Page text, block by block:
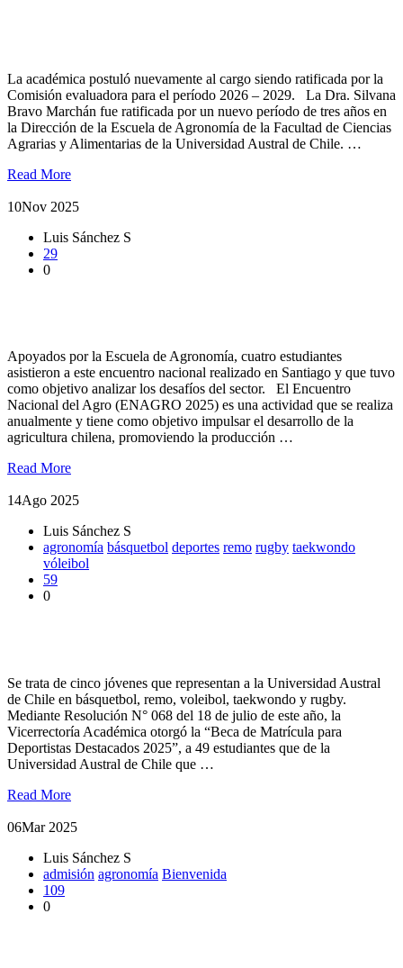
La académica postuló nuevamente al cargo siendo ratificada por la
Comisión evaluadora para el período 2026 – 2029. La Dra. Silvana
Bravo Marchán fue ratificada por un nuevo período de tres años en
la Dirección de la Escuela de Agronomía de la Facultad de Ciencias
Agrarias y Alimentarias de la Universidad Austral de Chile. …
Read More
10Nov 2025
Luis Sánchez S
29
0
Apoyados por la Escuela de Agronomía, cuatro estudiantes
asistieron a este encuentro nacional realizado en Santiago y que tuvo
como objetivo analizar los desafíos del sector. El Encuentro
Nacional del Agro (ENAGRO 2025) es una actividad que se realiza
anualmente y tiene como objetivo impulsar el desarrollo de la
agricultura chilena, promoviendo la producción …
Read More
14Ago 2025
Luis Sánchez S
agronomía básquetbol deportes remo rugby taekwondo
vóleibol
59
0
Se trata de cinco jóvenes que representan a la Universidad Austral
de Chile en básquetbol, remo, voleibol, taekwondo y rugby.
Mediante Resolución N° 068 del 18 de julio de este año, la
Vicerrectoría Académica otorgó la “Beca de Matrícula para
Deportistas Destacados 2025”, a 49 estudiantes que de la
Universidad Austral de Chile que …
Read More
06Mar 2025
Luis Sánchez S
admisión agronomía Bienvenida
109
0